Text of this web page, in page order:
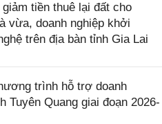
tiền thuê lại đất cho
vừa, doanh nghiệp khởi
trên địa bàn tỉnh Gia Lai
trình hỗ trợ doanh
Tuyên Quang giai đoạn 2026-